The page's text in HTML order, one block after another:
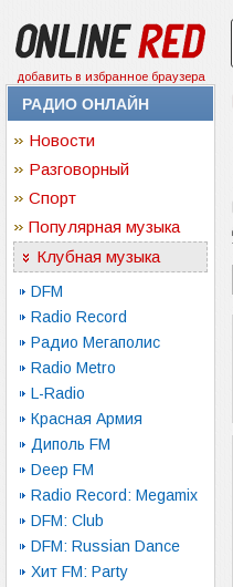
добавить в избранное браузера
РАДИО ОНЛАЙН
Новости
Разговорный
Спорт
Популярная музыка
Клубная музыка
DFM
Radio Record
Радио Мегаполис
Radio Metro
L-Radio
Красная Армия
Диполь FM
Deep FM
Radio Record: Megamix
DFM: Club
DFM: Russian Dance
Хит FM: Party